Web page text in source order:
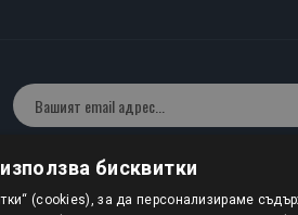
2025 HERMESBOOKS.BG
бисквитки
(cookies), за да персонализираме